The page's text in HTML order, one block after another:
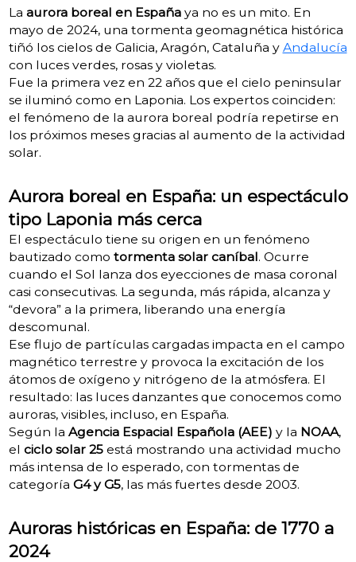
La aurora boreal en Españaya no es un mito. En
mayo de 2024, una tormenta geomagnética histórica
tiñó los cielos de Galicia, Aragón, Cataluña y Andalucía
con luces verdes, rosas y violetas.
Fue la primera vez en 22 años que el cielo peninsular
se iluminó como en Laponia. Los expertos coinciden:
el fenómeno de la aurora boreal podría repetirse en
los próximos meses gracias al aumento de la actividad
solar.
Aurora boreal en España: un espectáculo
tipo Laponia más cerca
El espectáculo tiene su origen en un fenómeno
bautizado como tormenta solar caníbal. Ocurre
cuando el Sol lanza dos eyecciones de masa coronal
casi consecutivas. La segunda, más rápida, alcanza y
“devora” a la primera, liberando una energía
descomunal.
Ese flujo de partículas cargadas impacta en el campo
magnético terrestre y provoca la excitación de los
átomos de oxígeno y nitrógeno de la atmósfera. El
resultado: las luces danzantes que conocemos como
auroras, visibles, incluso, en España.
Según la Agencia Espacial Española (AEE) y la NOAA,
el ciclo solar 25está mostrando una actividad mucho
más intensa de lo esperado, con tormentas de
categoría G4 y G5, las más fuertes desde 2003.
Auroras históricas en España: de 1770 a
2024